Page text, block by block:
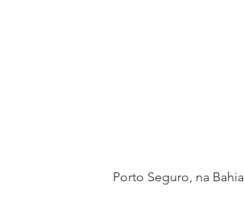
Porto Seguro, na Bahia